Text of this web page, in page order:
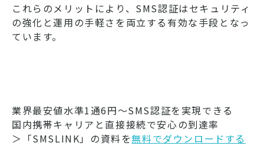
これらのメリットにより、SMS認証はセキュリティ
の強化と運用の手軽さを両立する有効な手段となっ
ています。
業界最安値水準1通6円～SMS認証を実現できる
国内携帯キャリアと直接接続で安心の到達率
＞「SMSLINK」の資料を無料でダウンロードする